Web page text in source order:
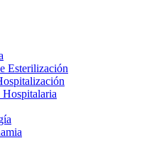
Esterilización
Hospitalaria